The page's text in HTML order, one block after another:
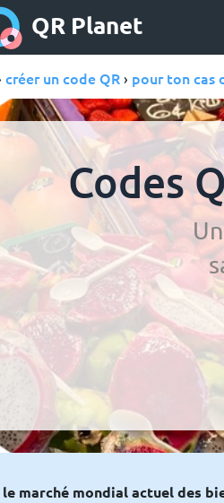
QR Planet
créer un code QR › pour ton cas
Codes
le marché mondial actuel des